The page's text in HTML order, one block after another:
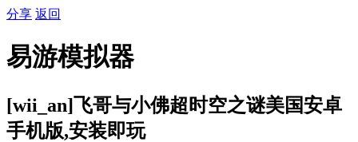
分享 返回
易游模拟器
[wii_an]飞哥与小佛超时空之谜美国安卓
手机版,安装即玩